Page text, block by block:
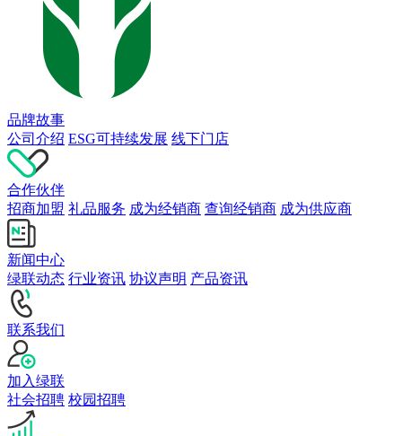
品牌故事
公司介绍 ESG可持续发展 线下门店
合作伙伴
招商加盟 礼品服务 成为经销商 查询经销商 成为供应商
新闻中心
绿联动态 行业资讯 协议声明 产品资讯
联系我们
加入绿联
社会招聘 校园招聘